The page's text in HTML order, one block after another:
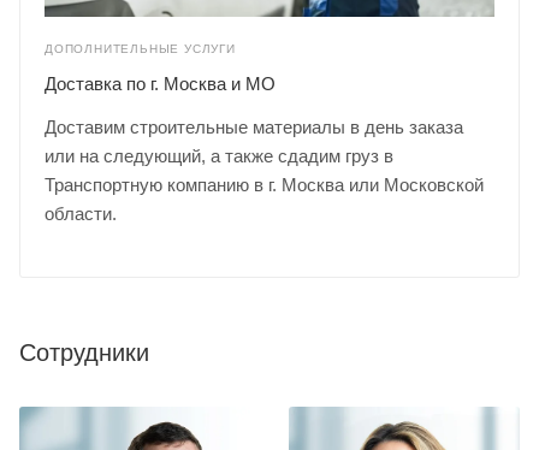
ДОПОЛНИТЕЛЬНЫЕ УСЛУГИ
Доставка по г. Москва и МО
Доставим строительные материалы в день заказа
или на следующий, а также сдадим груз в
Транспортную компанию в г. Москва или Московской
области.
Сотрудники